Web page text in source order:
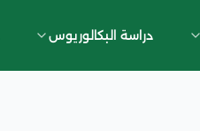
دراسة البكالوريوس